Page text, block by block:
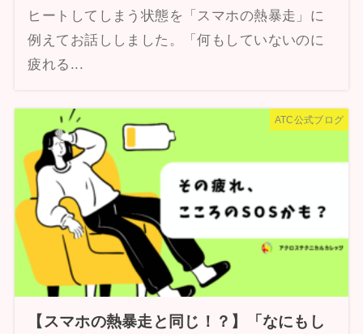
ヒートしてしまう状態を「スマホの熱暴走」に
例えてお話ししました。「何もしていないのに
疲れる...
ATC公式ブログ
【スマホの熱暴走と同じ！？】「なにもし